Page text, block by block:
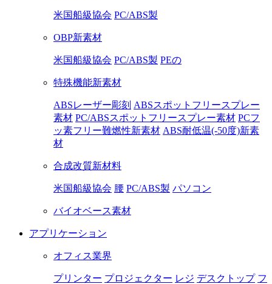
米国船級協会 PC/ABS製
OBP新素材
米国船級協会 PC/ABS製 PEの
特殊機能新素材
ABSレーザー彫刻 ABSスポットフリースプレー
素材 PC/ABSスポットフリースプレー素材 PCフ
ッ素フリー難燃性新素材 ABS耐低温(-50度)新素
材
合成改質新材料
米国船級協会 腰 PC/ABS製 パソコン
バイオベース素材
アプリケーション
オフィス業界
プリンター プロジェクター レジ デスクトップ フ